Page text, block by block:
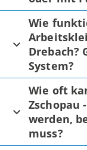
Wie
Drebach?
System?
Wie oft
Zschopau
werden,
muss?